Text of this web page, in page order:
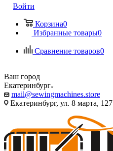
Войти
Корзина0
Избранные товары0
Сравнение товаров0
Ваш город
Екатеринбург
mail@sewingmachines.store
Екатеринбург, ул. 8 марта, 127